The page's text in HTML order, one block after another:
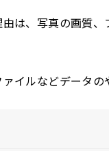
は、写真の画質
イルなどデータ